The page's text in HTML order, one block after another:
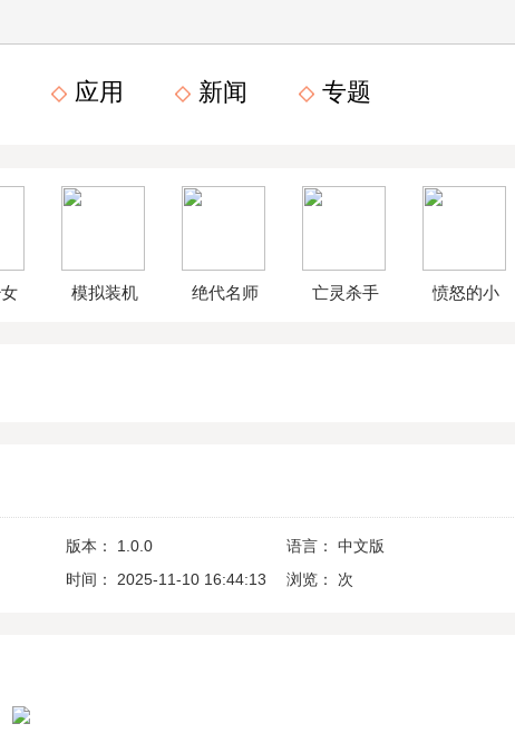
应用 新闻 专题
模拟装机 绝代名师 亡灵杀手 愤怒的小
版本： 1.0.0 语言：
中文版
时间： 2025-11-10 16:44:13 浏览： 次